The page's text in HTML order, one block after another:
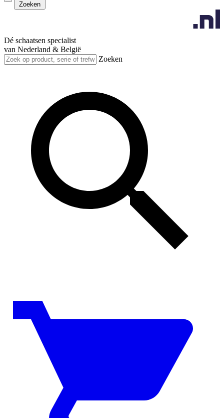
Zoeken
Dé schaatsen specialist
van Nederland & België
Zoeken